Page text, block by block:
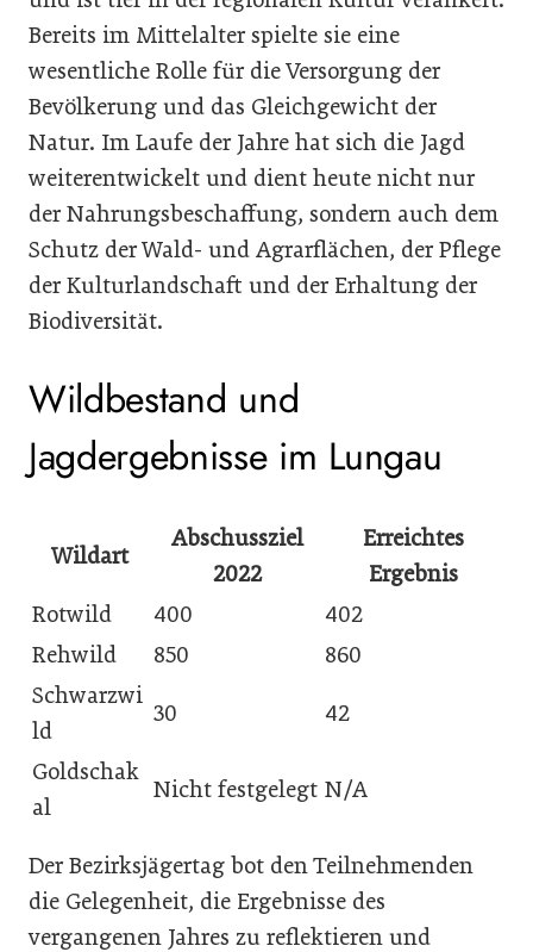
Bereits im Mittelalter spielte sie eine
wesentliche Rolle für die Versorgung der
Bevölkerung und das Gleichgewicht der
Natur. Im Laufe der Jahre hat sich die Jagd
weiterentwickelt und dient heute nicht nur
der Nahrungsbeschaffung, sondern auch dem
Schutz der Wald- und Agrarflächen, der Pflege
der Kulturlandschaft und der Erhaltung der
Biodiversität.
Wildbestand und
Jagdergebnisse im Lungau
Wildart
Abschussziel
2022
Erreichtes
Ergebnis
Rotwild
400
402
Rehwild
850
860
Schwarzwi
ld
30 42
Goldschak
al
Nicht festgelegt N/A
Der Bezirksjägertag bot den Teilnehmenden
die Gelegenheit, die Ergebnisse des
vergangenen Jahres zu reflektieren und